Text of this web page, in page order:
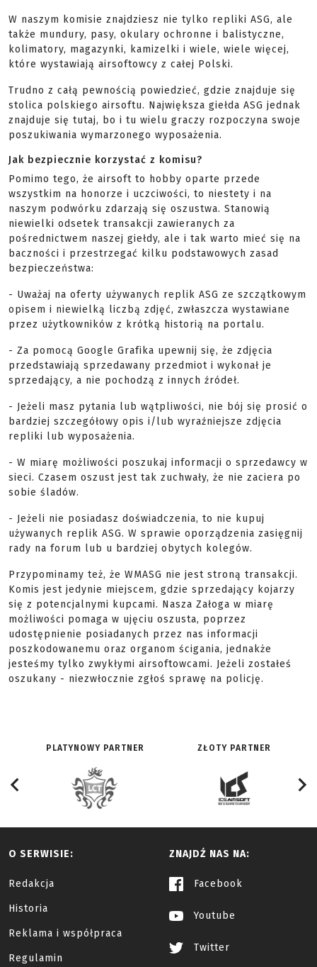
W naszym komisie znajdziesz nie tylko repliki ASG, ale
także mundury, pasy, okulary ochronne i balistyczne,
kolimatory, magazynki, kamizelki i wiele, wiele więcej,
które wystawiają airsoftowcy z całej Polski.
Trudno z całą pewnością powiedzieć, gdzie znajduje się
stolica polskiego airsoftu. Największa giełda ASG jednak
znajduje się tutaj, bo i tu wielu graczy rozpoczyna swoje
poszukiwania wymarzonego wyposażenia.
Jak bezpiecznie korzystać z komisu?
Pomimo tego, że airsoft to hobby oparte przede
wszystkim na honorze i uczciwości, to niestety i na
naszym podwórku zdarzają się oszustwa. Stanowią
niewielki odsetek transakcji zawieranych za
pośrednictwem naszej giełdy, ale i tak warto mieć się na
baczności i przestrzegać kilku podstawowych zasad
bezpieczeństwa:
- Uważaj na oferty używanych replik ASG ze szczątkowym
opisem i niewielką liczbą zdjęć, zwłaszcza wystawiane
przez użytkowników z krótką historią na portalu.
- Za pomocą Google Grafika upewnij się, że zdjęcia
przedstawiają sprzedawany przedmiot i wykonał je
sprzedający, a nie pochodzą z innych źródeł.
- Jeżeli masz pytania lub wątpliwości, nie bój się prosić o
bardziej szczegółowy opis i/lub wyraźniejsze zdjęcia
repliki lub wyposażenia.
- W miarę możliwości poszukaj informacji o sprzedawcy w
sieci. Czasem oszust jest tak zuchwały, że nie zaciera po
sobie śladów.
- Jeżeli nie posiadasz doświadczenia, to nie kupuj
używanych replik ASG. W sprawie oporządzenia zasięgnij
rady na forum lub u bardziej obytych kolegów.
Przypominamy też, że WMASG nie jest stroną transakcji.
Komis jest jedynie miejscem, gdzie sprzedający kojarzy
się z potencjalnymi kupcami. Nasza Załoga w miarę
możliwości pomaga w ujęciu oszusta, poprzez
udostępnienie posiadanych przez nas informacji
poszkodowanemu oraz organom ścigania, jednakże
jesteśmy tylko zwykłymi airsoftowcami. Jeżeli zostałeś
oszukany - niezwłocznie zgłoś sprawę na policję.
PLATYNOWY PARTNER ZŁOTY PARTNER
O SERWISIE:
Redakcja
Historia
Reklama i współpraca
Regulamin
ZNAJDŹ NAS NA:
Facebook
Youtube
Twitter